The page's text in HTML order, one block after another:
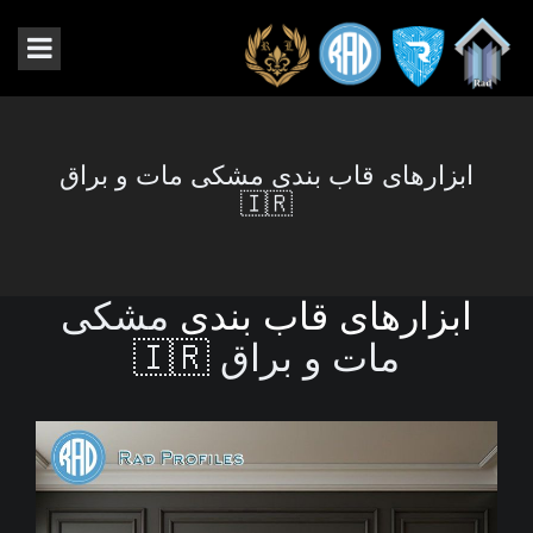
ابزارهای قاب بندی مشکی مات و براق
🇮🇷
ابزارهای قاب بندی مشکی
مات و براق 🇮🇷